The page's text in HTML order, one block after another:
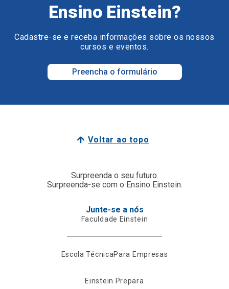
Ensino Einstein?
Cadastre-se e receba informações sobre os nossos
cursos e eventos.
Preencha o formulário
Voltar ao topo
Surpreenda o seu futuro.
Surpreenda-se com o Ensino Einstein.
Junte-se a nós
Faculdade Einstein
Escola TécnicaPara Empresas
Einstein Prepara